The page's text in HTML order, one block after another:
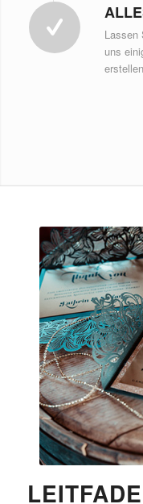
Lassen
uns